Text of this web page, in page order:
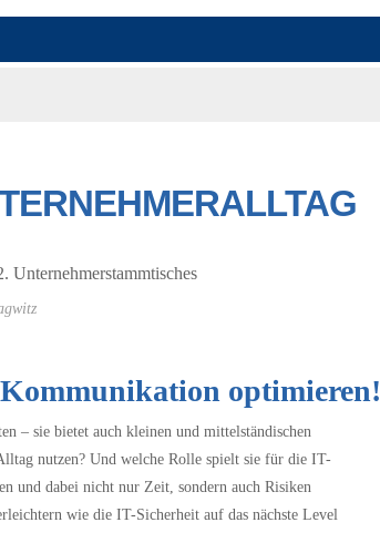
optimieren!
– sie bietet auch kleinen und mittelständischen
nutzen? Und welche Rolle spielt sie für die IT-
und dabei nicht nur Zeit, sondern auch Risiken
wie die IT-Sicherheit auf das nächste Level